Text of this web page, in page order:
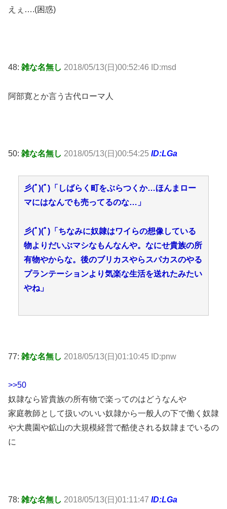
えぇ….(困惑)
48: 雑な名無し 2018/05/13(日)00:52:46 ID:msd
阿部寛とか言う古代ローマ人
50: 雑な名無し 2018/05/13(日)00:54:25 ID:LGa
彡(ﾟ)(ﾟ)「しばらく町をぶらつくか…ほんまロー
マにはなんでも売ってるのな…」
彡(ﾟ)(ﾟ)「ちなみに奴隷はワイらの想像している
物よりだいぶマシなもんなんや。なにせ貴族の所
有物やからな。後のブリカスやらスパカスのやる
プランテーションより気楽な生活を送れたみたい
やね」
77: 雑な名無し 2018/05/13(日)01:10:45 ID:pnw
>>50
奴隷なら皆貴族の所有物で楽ってのはどうなんや
家庭教師として扱いのいい奴隷から一般人の下で働く奴隷
や大農園や鉱山の大規模経営で酷使される奴隷までいるの
に
78: 雑な名無し 2018/05/13(日)01:11:47 ID:LGa